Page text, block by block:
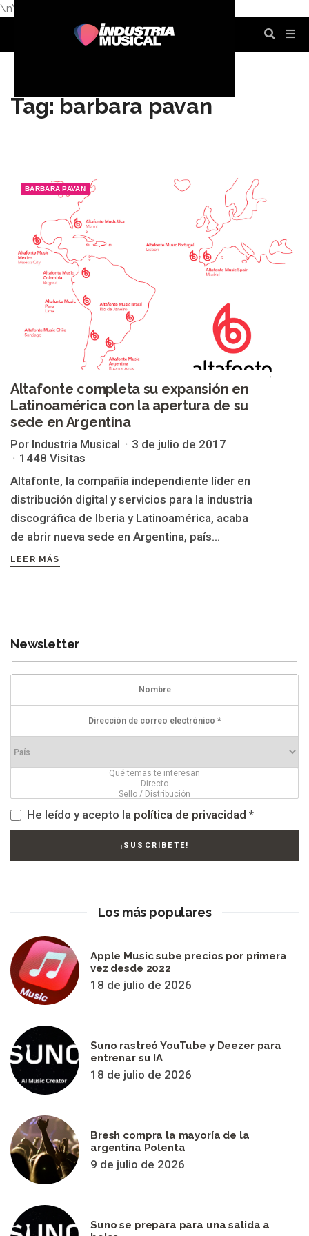
\n\n
Tag: barbara pavan
BARBARA PAVAN
Altafonte completa su expansión en
Latinoamérica con la apertura de su
sede en Argentina
Por Industria Musical
3 de julio de 2017
1448 Visitas
Altafonte, la compañía independiente líder en
distribución digital y servicios para la industria
discográfica de Iberia y Latinoamérica, acaba
de abrir nueva sede en Argentina, país...
LEER MÁS
Newsletter
He leído y acepto la política de privacidad *
Los más populares
Apple Music sube precios por primera
vez desde 2022
18 de julio de 2026
Suno rastreó YouTube y Deezer para
entrenar su IA
18 de julio de 2026
Bresh compra la mayoría de la
argentina Polenta
9 de julio de 2026
Suno se prepara para una salida a